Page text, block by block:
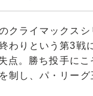
クライマックス
わりという第3戦
点。勝ち投手に
制し、パ・リー